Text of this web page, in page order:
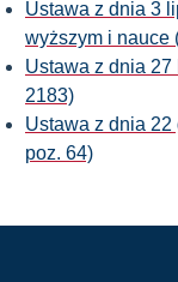
Ustawa z dnia 3
wyższym i nauce
Ustawa z dnia 27
2183)
Ustawa z dnia
poz. 64)